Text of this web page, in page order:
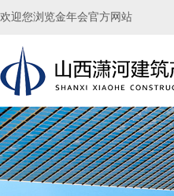
欢迎您浏览金年会官方网站